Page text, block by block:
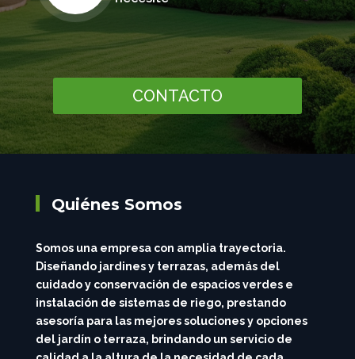
CONTACTO
Quiénes Somos
Somos una empresa con amplia trayectoria.
Diseñando jardines y terrazas, además del
cuidado y conservación de espacios verdes e
instalación de sistemas de riego, prestando
asesoría para las mejores soluciones y opciones
del jardín o terraza, brindando un servicio de